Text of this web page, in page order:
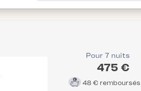
Pour 7 nuits
475 €
48 € remboursés